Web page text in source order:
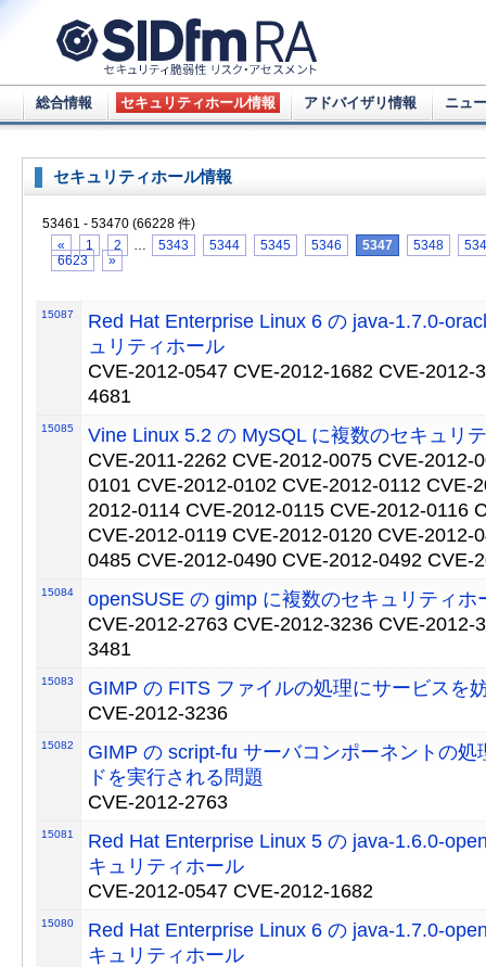
総合情報 セキュリティホール情報 アドバイザリ情報 ニュ
セキュリティホール情報
53461 - 53470 (66228 件)
«
1 2 … 5343 5344 5345 5346 5347 5348
6623
»
15087
Red Hat Enterprise Linux 6 の java-1.7.0-
ュリティホール
CVE-2012-0547 CVE-2012-1682 CVE-2012-
4681
15085
Vine Linux 5.2 の MySQL に複数のセキュリ
CVE-2011-2262 CVE-2012-0075 CVE-2012-
0101 CVE-2012-0102 CVE-2012-0112 CVE-
2012-0114 CVE-2012-0115 CVE-2012-0116
CVE-2012-0119 CVE-2012-0120 CVE-2012-
0485 CVE-2012-0490 CVE-2012-0492 CVE-
15084
openSUSE の gimp に複数のセキュリティホ
CVE-2012-2763 CVE-2012-3236 CVE-2012-
3481
15083
GIMP の FITS ファイルの処理にサービスを
CVE-2012-3236
15082
GIMP の script-fu サーバコンポーネントの処
ドを実行される問題
CVE-2012-2763
15081
Red Hat Enterprise Linux 5 の java-1.6.0-
キュリティホール
CVE-2012-0547 CVE-2012-1682
15080
Red Hat Enterprise Linux 6 の java-1.7.0-
キュリティホール